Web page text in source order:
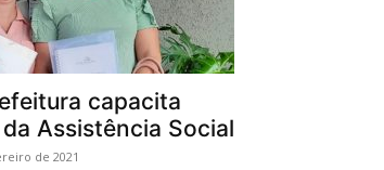
capacita
Assistência Social
de 2021